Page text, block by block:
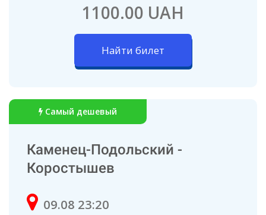
Найти билет
1100.00 UAH
Самый дешевый
Каменец-Подольский -
Коростышев
09.08 23:20